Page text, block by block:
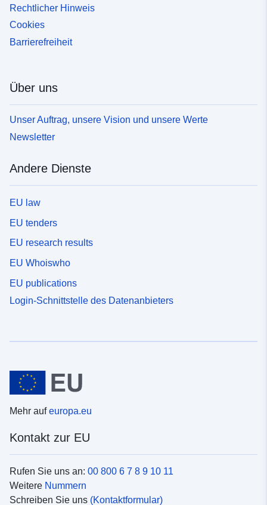
Rechtlicher Hinweis
Cookies
Barrierefreiheit
Über uns
Unser Auftrag, unsere Vision und unsere Werte
Newsletter
Andere Dienste
EU law
EU tenders
EU research results
EU Whoiswho
EU publications
Login-Schnittstelle des Datenanbieters
Mehr aufeuropa.eu
Kontakt zur EU
Rufen Sie uns an: 00 800 6 7 8 9 10 11
Weitere Nummern
Schreiben Sie uns (Kontaktformular)